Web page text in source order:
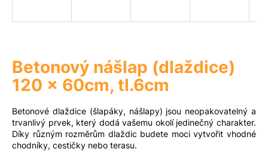
Přihlášení
Betonový nášlap (dlaždice)
120 x 60cm, tl.6cm
Betonové dlaždice (šlapáky, nášlapy) jsou neopakovatelný a
trvanlivý prvek, který dodá vašemu okolí jedinečný charakter.
Díky různým rozměrům dlaždic budete moci vytvořit vhodné
chodníky, cestičky nebo terasu.
t
?
Hledat